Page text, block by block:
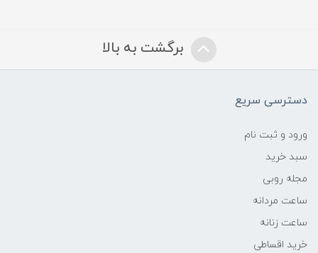
برگشت به بالا
دسترسی سریع
ورود و ثبت نام
سبد خرید
مجله روبی
ساعت مردانه
ساعت زنانه
خرید اقساطی